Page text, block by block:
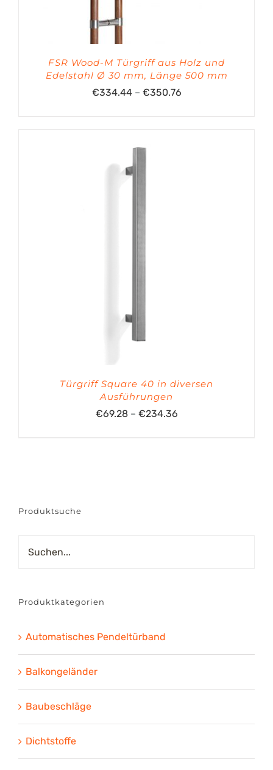
FSR Wood-M Türgriff aus Holz und
Edelstahl Ø 30 mm, Länge 500 mm
€334.44 – €350.76Preisspanne:
Türgriff Square 40 in diversen
Ausführungen
€69.28 – €234.36Preisspanne:
Produktsuche
Produktkategorien
Automatisches Pendeltürband
Balkongeländer
Baubeschläge
Dichtstoffe